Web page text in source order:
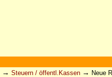
→ Steuern / öffentl.Kassen → Neue